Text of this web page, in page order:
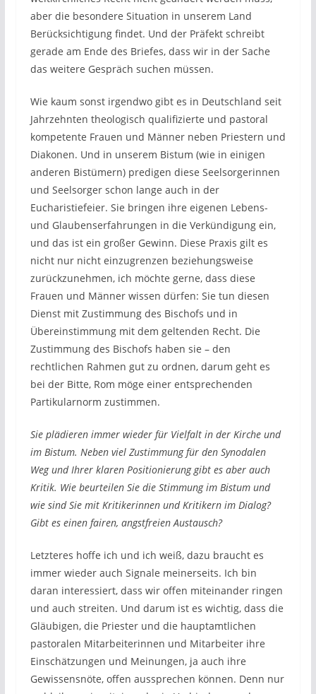
aber die besondere Situation in unserem Land
Berücksichtigung findet. Und der Präfekt schreibt
gerade am Ende des Briefes, dass wir in der Sache
das weitere Gespräch suchen müssen.
Wie kaum sonst irgendwo gibt es in Deutschland seit
Jahrzehnten theologisch qualifizierte und pastoral
kompetente Frauen und Männer neben Priestern und
Diakonen. Und in unserem Bistum (wie in einigen
anderen Bistümern) predigen diese Seelsorgerinnen
und Seelsorger schon lange auch in der
Eucharistiefeier. Sie bringen ihre eigenen Lebens-
und Glaubenserfahrungen in die Verkündigung ein,
und das ist ein großer Gewinn. Diese Praxis gilt es
nicht nur nicht einzugrenzen beziehungsweise
zurückzunehmen, ich möchte gerne, dass diese
Frauen und Männer wissen dürfen: Sie tun diesen
Dienst mit Zustimmung des Bischofs und in
Übereinstimmung mit dem geltenden Recht. Die
Zustimmung des Bischofs haben sie – den
rechtlichen Rahmen gut zu ordnen, darum geht es
bei der Bitte, Rom möge einer entsprechenden
Partikularnorm zustimmen.
Sie plädieren immer wieder für Vielfalt in der Kirche und
im Bistum. Neben viel Zustimmung für den Synodalen
Weg und Ihrer klaren Positionierung gibt es aber auch
Kritik. Wie beurteilen Sie die Stimmung im Bistum und
wie sind Sie mit Kritikerinnen und Kritikern im Dialog?
Gibt es einen fairen, angstfreien Austausch?
Letzteres hoffe ich und ich weiß, dazu braucht es
immer wieder auch Signale meinerseits. Ich bin
daran interessiert, dass wir offen miteinander ringen
und auch streiten. Und darum ist es wichtig, dass die
Gläubigen, die Priester und die hauptamtlichen
pastoralen Mitarbeiterinnen und Mitarbeiter ihre
Einschätzungen und Meinungen, ja auch ihre
Gewissensnöte, offen aussprechen können. Denn nur